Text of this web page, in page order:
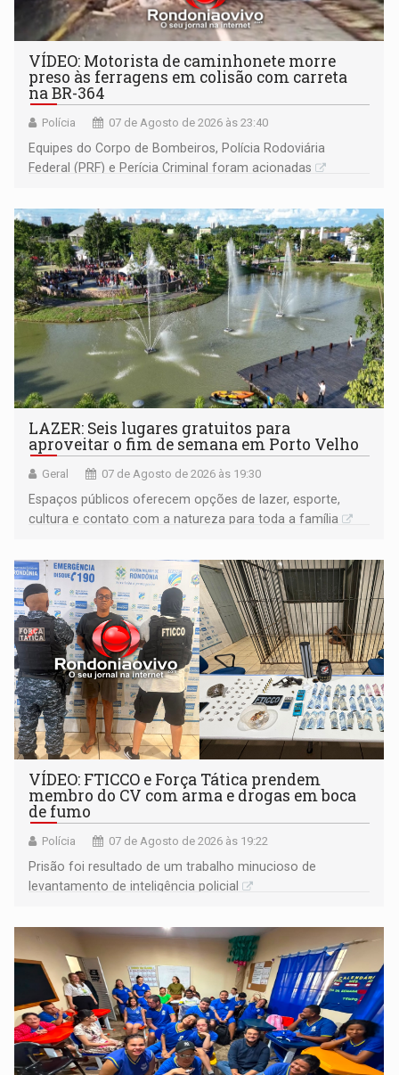
VÍDEO: Motorista de caminhonete morre
preso às ferragens em colisão com carreta
na BR-364
Polícia 07 de Agosto de 2026 às 23:40
Equipes do Corpo de Bombeiros, Polícia Rodoviária
Federal (PRF) e Perícia Criminal foram acionadas
LAZER: Seis lugares gratuitos para
aproveitar o fim de semana em Porto Velho
Geral 07 de Agosto de 2026 às 19:30
Espaços públicos oferecem opções de lazer, esporte,
cultura e contato com a natureza para toda a família
VÍDEO: FTICCO e Força Tática prendem
membro do CV com arma e drogas em boca
de fumo
Polícia 07 de Agosto de 2026 às 19:22
Prisão foi resultado de um trabalho minucioso de
levantamento de inteligência policial